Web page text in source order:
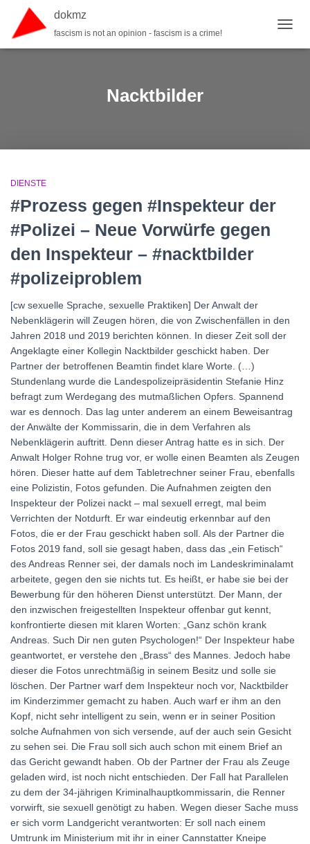
dokmz
fascism is not an opinion - fascism is a crime!
Nacktbilder
DIENSTE
#Prozess gegen #Inspekteur der
#Polizei – Neue Vorwürfe gegen
den Inspekteur – #nacktbilder
#polizeiproblem
[cw sexuelle Sprache, sexuelle Praktiken] Der Anwalt der
Nebenklägerin will Zeugen hören, die von Zwischenfällen in den
Jahren 2018 und 2019 berichten können. In dieser Zeit soll der
Angeklagte einer Kollegin Nacktbilder geschickt haben. Der
Partner der betroffenen Beamtin findet klare Worte. (…)
Stundenlang wurde die Landespolizeipräsidentin Stefanie Hinz
befragt zum Werdegang des mutmaßlichen Opfers. Spannend
war es dennoch. Das lag unter anderem an einem Beweisantrag
der Anwälte der Kommissarin, die in dem Verfahren als
Nebenklägerin auftritt. Denn dieser Antrag hatte es in sich. Der
Anwalt Holger Rohne trug vor, er wolle einen Beamten als Zeugen
hören. Dieser hatte auf dem Tabletrechner seiner Frau, ebenfalls
eine Polizistin, Fotos gefunden. Die Aufnahmen zeigten den
Inspekteur der Polizei nackt – mal sexuell erregt, mal beim
Verrichten der Notdurft. Er war eindeutig erkennbar auf den
Fotos, die er der Frau geschickt haben soll. Als der Partner die
Fotos 2019 fand, soll sie gesagt haben, dass das „ein Fetisch“
des Andreas Renner sei, der damals noch im Landeskriminalamt
arbeitete, gegen den sie nichts tut. Es heißt, er habe sie bei der
Bewerbung für den höheren Dienst unterstützt. Der Mann, der
den inzwischen freigestellten Inspekteur offenbar gut kennt,
konfrontierte diesen mit klaren Worten: „Ganz schön krank
Andreas. Such Dir nen guten Psychologen!“ Der Inspekteur habe
geantwortet, er verstehe den „Brass“ des Mannes. Jedoch habe
dieser die Fotos unrechtmäßig in seinem Besitz und solle sie
löschen. Der Partner warf dem Inspekteur noch vor, Nacktbilder
im Kinderzimmer gemacht zu haben. Auch warf er ihm an den
Kopf, nicht sehr intelligent zu sein, wenn er in seiner Position
solche Aufnahmen von sich versende, auf der auch sein Gesicht
zu sehen sei. Die Frau soll sich auch schon mit einem Brief an
das Gericht gewandt haben. Ob der Partner der Frau als Zeuge
geladen wird, ist noch nicht entschieden. Der Fall hat Parallelen
zu dem der 34-jährigen Kriminalhauptkommissarin, die Renner
vorwirft, sie sexuell genötigt zu haben. Wegen dieser Sache muss
er sich vorm Landgericht verantworten: Er soll nach einem
Umtrunk im Ministerium mit ihr in einer Cannstatter Kneipe